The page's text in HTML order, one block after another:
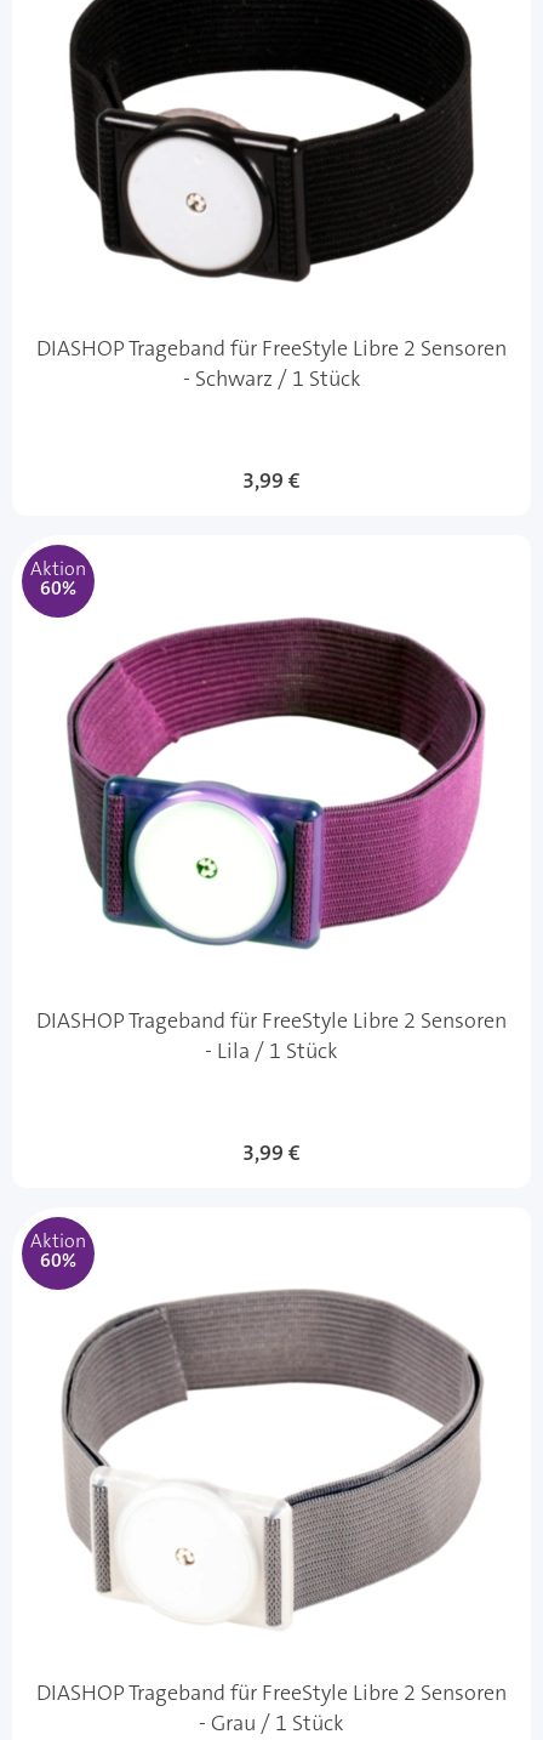
DIASHOP Trageband für FreeStyle Libre 2 Sensoren
- Schwarz / 1 Stück
Sonderangebot
3,99 €
Aktion
60%
DIASHOP Trageband für FreeStyle Libre 2 Sensoren
- Lila / 1 Stück
Sonderangebot
3,99 €
Aktion
60%
DIASHOP Trageband für FreeStyle Libre 2 Sensoren
- Grau / 1 Stück